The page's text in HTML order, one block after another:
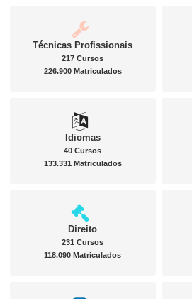
Técnicas Profissionais
217 Cursos
226.900 Matriculados
Idiomas
40 Cursos
133.331 Matriculados
Direito
231 Cursos
118.090 Matriculados